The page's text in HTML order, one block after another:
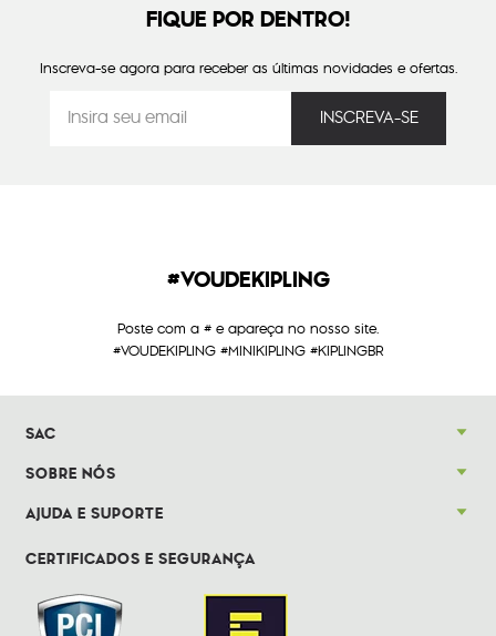
FIQUE POR DENTRO!
Inscreva-se agora para receber as últimas novidades e ofertas.
#VOUDEKIPLING
Poste com a # e apareça no nosso site.
#VOUDEKIPLING #MINIKIPLING #KIPLINGBR
SAC
SOBRE NÓS
AJUDA E SUPORTE
CERTIFICADOS E SEGURANÇA